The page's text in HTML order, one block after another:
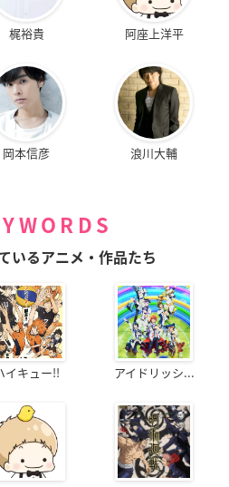
梶裕貴 阿座上洋平
岡本信彦 浪川大輔
いるアニメ・作品たち
イキュー!! アイドリッシ...